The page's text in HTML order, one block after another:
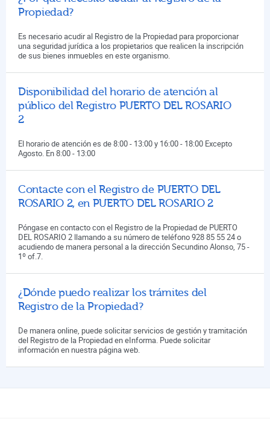
Propiedad?
Es necesario acudir al Registro de la Propiedad para proporcionar
una seguridad jurídica a los propietarios que realicen la inscripción
de sus bienes inmuebles en este organismo.
Disponibilidad del horario de atención al
público del Registro PUERTO DEL ROSARIO
2
El horario de atención es de 8:00 - 13:00 y 16:00 - 18:00 Excepto
Agosto. En 8:00 - 13:00
Contacte con el Registro de PUERTO DEL
ROSARIO 2, en PUERTO DEL ROSARIO 2
Póngase en contacto con el Registro de la Propiedad de PUERTO
DEL ROSARIO 2 llamando a su número de teléfono 928 85 55 24 o
acudiendo de manera personal a la dirección Secundino Alonso, 75 -
1º of.7.
¿Dónde puedo realizar los trámites del
Registro de la Propiedad?
De manera online, puede solicitar servicios de gestión y tramitación
del Registro de la Propiedad en eInforma. Puede solicitar
información en nuestra página web.